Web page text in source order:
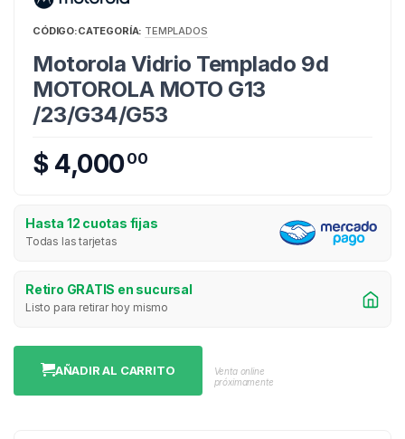
CÓDIGO:CATEGORÍA: TEMPLADOS
Motorola Vidrio Templado 9d
MOTOROLA MOTO G13
/23/G34/G53
$ 4,00000
Hasta 12 cuotas fijas
Todas las tarjetas
Retiro GRATIS en sucursal
Listo para retirar hoy mismo
AÑADIR AL CARRITO
Venta online
próximamente